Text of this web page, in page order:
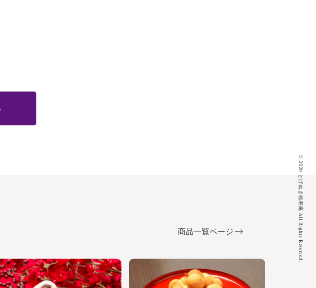
© 2020 とげぬき福寿庵 All Rights Reserved.
商品一覧ページ